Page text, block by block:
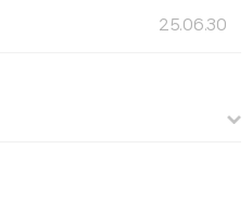
25.06.30